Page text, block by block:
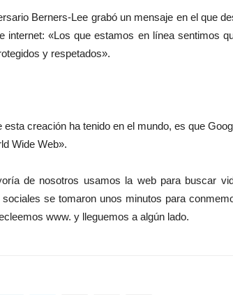
Berners-Lee grabó un mensaje en el que
internet: «Los que estamos en línea sentimos
y respetados».
esta creación ha tenido en el mundo, es que
Wide Web».
de nosotros usamos la web para buscar
se tomaron unos minutos para
www. y lleguemos a algún lado.